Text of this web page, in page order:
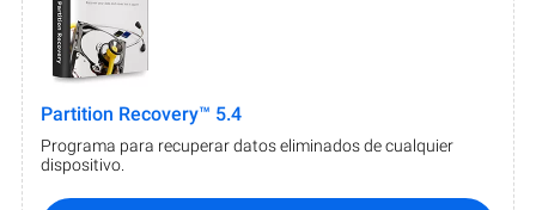
Partition Recovery™ 5.4
Programa para recuperar datos eliminados de cualquier
dispositivo.